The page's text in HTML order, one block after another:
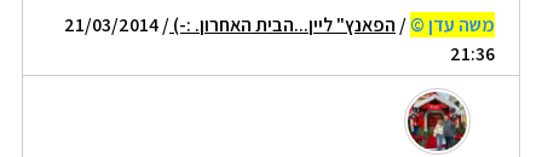
משה עדן ©/ הפאנץ" ליין...הבית האחרון. :-)
/ 21/03/2014
21:36